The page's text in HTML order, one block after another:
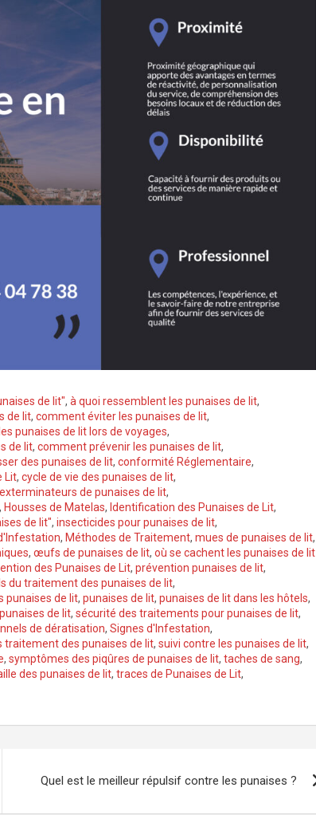
de lit", à quoi ressemblent les punaises de lit,
de lit, comment éviter les punaises de lit,
punaises de lit lors de voyages,
de lit, comment prévenir les punaises de lit,
des punaises de lit, conformité Réglementaire,
Lit, cycle de vie des punaises de lit,
exterminateurs de punaises de lit,
, Housses de Matelas, Identification des Punaises de Lit,
de lit", insecticides pour punaises de lit,
, Méthodes de Traitement, mues de punaises de lit,
, œufs de punaises de lit, où se cachent les punaises de lit
des Punaises de Lit, prévention punaises de lit,
du traitement des punaises de lit,
punaises de lit, punaises de lit, punaises de lit dans les hôtels,
de lit, sécurité des traitements pour punaises de lit,
de dératisation, Signes d'Infestation,
traitement des punaises de lit, suivi contre les punaises de lit,
, symptômes des piqûres de punaises de lit, taches de sang,
des punaises de lit, traces de Punaises de Lit,
Quel est le meilleur répulsif contre les punaises ?